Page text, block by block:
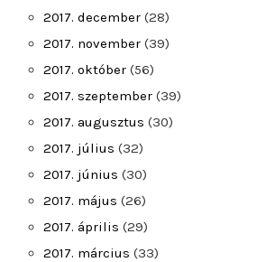
2017. december (28)
2017. november (39)
2017. október (56)
2017. szeptember (39)
2017. augusztus (30)
2017. július (32)
2017. június (30)
2017. május (26)
2017. április (29)
2017. március (33)